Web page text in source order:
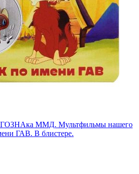
ГОЗНАка ММД. Мультфильмы нашего
ГАВ. В блистере.